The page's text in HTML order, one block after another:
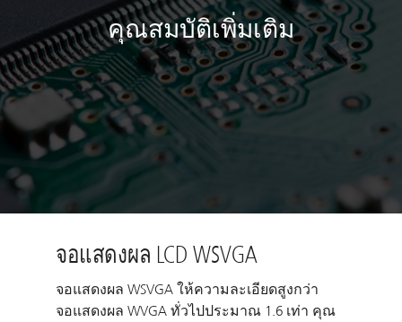
คุณสมบัติเพิ่มเติม
จอแสดงผล LCD WSVGA
จอแสดงผล WSVGA ให้ความละเอียดสูงกว่า
จอแสดงผล WVGA ทั่วไปประมาณ 1.6 เท่า คุณ